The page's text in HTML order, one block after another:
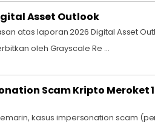
Asset Outlook
atas laporan 2026 Digital Asset
oleh Grayscale Re ...
Scam Kripto Meroket
kasus impersonation scam